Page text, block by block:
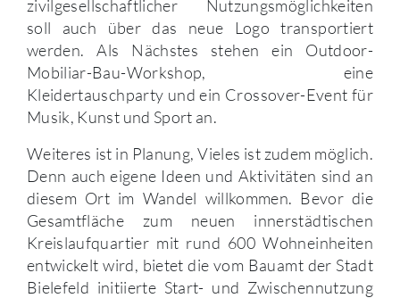
zivilgesellschaftlicher Nutzungsmöglichkeiten
soll auch über das neue Logo transportiert
werden. Als Nächstes stehen ein Outdoor-
Mobiliar-Bau-Workshop, eine
Kleidertauschparty und ein Crossover-Event für
Musik, Kunst und Sport an.
Weiteres ist in Planung, Vieles ist zudem möglich.
Denn auch eigene Ideen und Aktivitäten sind an
diesem Ort im Wandel willkommen. Bevor die
Gesamtfläche zum neuen innerstädtischen
Kreislaufquartier mit rund 600 Wohneinheiten
entwickelt wird, bietet die vom Bauamt der Stadt
Bielefeld initiierte Start- und Zwischennutzung